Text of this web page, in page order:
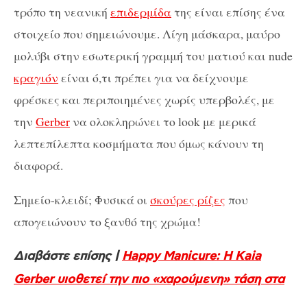
τρόπο τη νεανική επιδερμίδατης είναι επίσης ένα
στοιχείο που σημειώνουμε. Λίγη μάσκαρα, μαύρο
μολύβι στην εσωτερική γραμμή του ματιού και nude
κραγιόν είναι ό,τι πρέπει για να δείχνουμε
φρέσκες και περιποιημένες χωρίς υπερβολές, με
την Gerberνα ολοκληρώνει το look με μερικά
λεπτεπίλεπτα κοσμήματα που όμως κάνουν τη
διαφορά.
Σημείο-κλειδί; Φυσικά οι σκούρες ρίζες που
απογειώνουν το ξανθό της χρώμα!
Διαβάστε επίσης |Happy Manicure: H Kaia
Gerber υιοθετεί την πιο «χαρούμενη» τάση στα